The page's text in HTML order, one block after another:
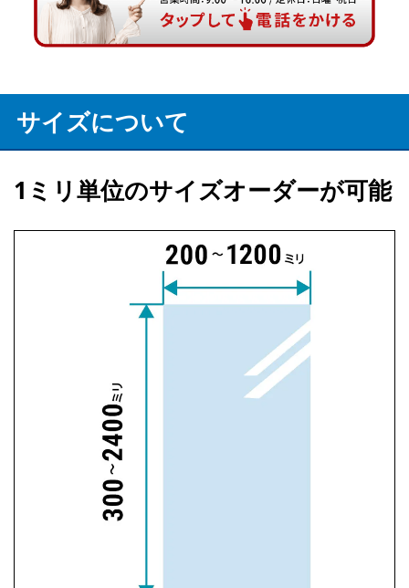
サイズについて
1ミリ単位のサイズオーダーが可能